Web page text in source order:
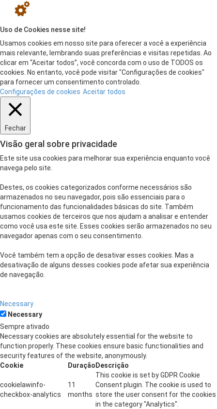
Uso de Cookies nesse site!
Usamos cookies em nosso site para oferecer a você a experiência
mais relevante, lembrando suas preferências e visitas repetidas. Ao
clicar em “Aceitar todos”, você concorda com o uso de TODOS os
cookies. No entanto, você pode visitar "Configurações de cookies"
para fornecer um consentimento controlado.
Configurações de cookies Aceitar todos
Fechar
Visão geral sobre privacidade
Este site usa cookies para melhorar sua experiência enquanto você
navega pelo site.
Destes, os cookies categorizados conforme necessários são
armazenados no seu navegador, pois são essenciais para o
funcionamento das funcionalidades básicas do site. Também
usamos cookies de terceiros que nos ajudam a analisar e entender
como você usa este site. Esses cookies serão armazenados no seu
navegador apenas com o seu consentimento.
Você também tem a opção de desativar esses cookies. Mas a
desativação de alguns desses cookies pode afetar sua experiência
de navegação.
Necessary
Necessary
Sempre ativado
Necessary cookies are absolutely essential for the website to
function properly. These cookies ensure basic functionalities and
security features of the website, anonymously.
Cookie
Duração Descrição
cookielawinfo-
checkbox-analytics
11
months
This cookie is set by GDPR Cookie
Consent plugin. The cookie is used to
store the user consent for the cookies
in the category "Analytics".